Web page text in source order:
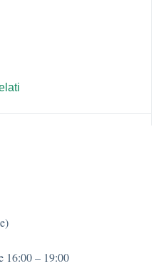
16:00 – 19:00